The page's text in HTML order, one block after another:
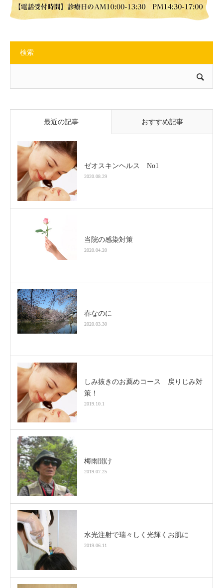
検索
最近の記事 おすすめ記事
ゼオスキンヘルス No1
2020.08.29
当院の感染対策
2020.04.20
春なのに
2020.03.30
しみ抜きのお薦めコース 戻りじみ対
策！
2019.10.1
梅雨開け
2019.07.25
水光注射で瑞々しく光輝くお肌に
2019.06.11